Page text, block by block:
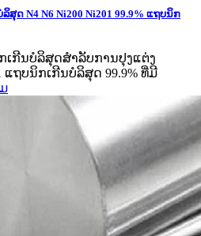
ດ N4 N6 Ni200 Ni201 99.9% ແຖບນິກ
ກີນບໍລິສຸດສໍາລັບການປຸງແຕ່ງ
ແຖບນິກເກີນບໍລິສຸດ 99.9% ທີ່ມີ